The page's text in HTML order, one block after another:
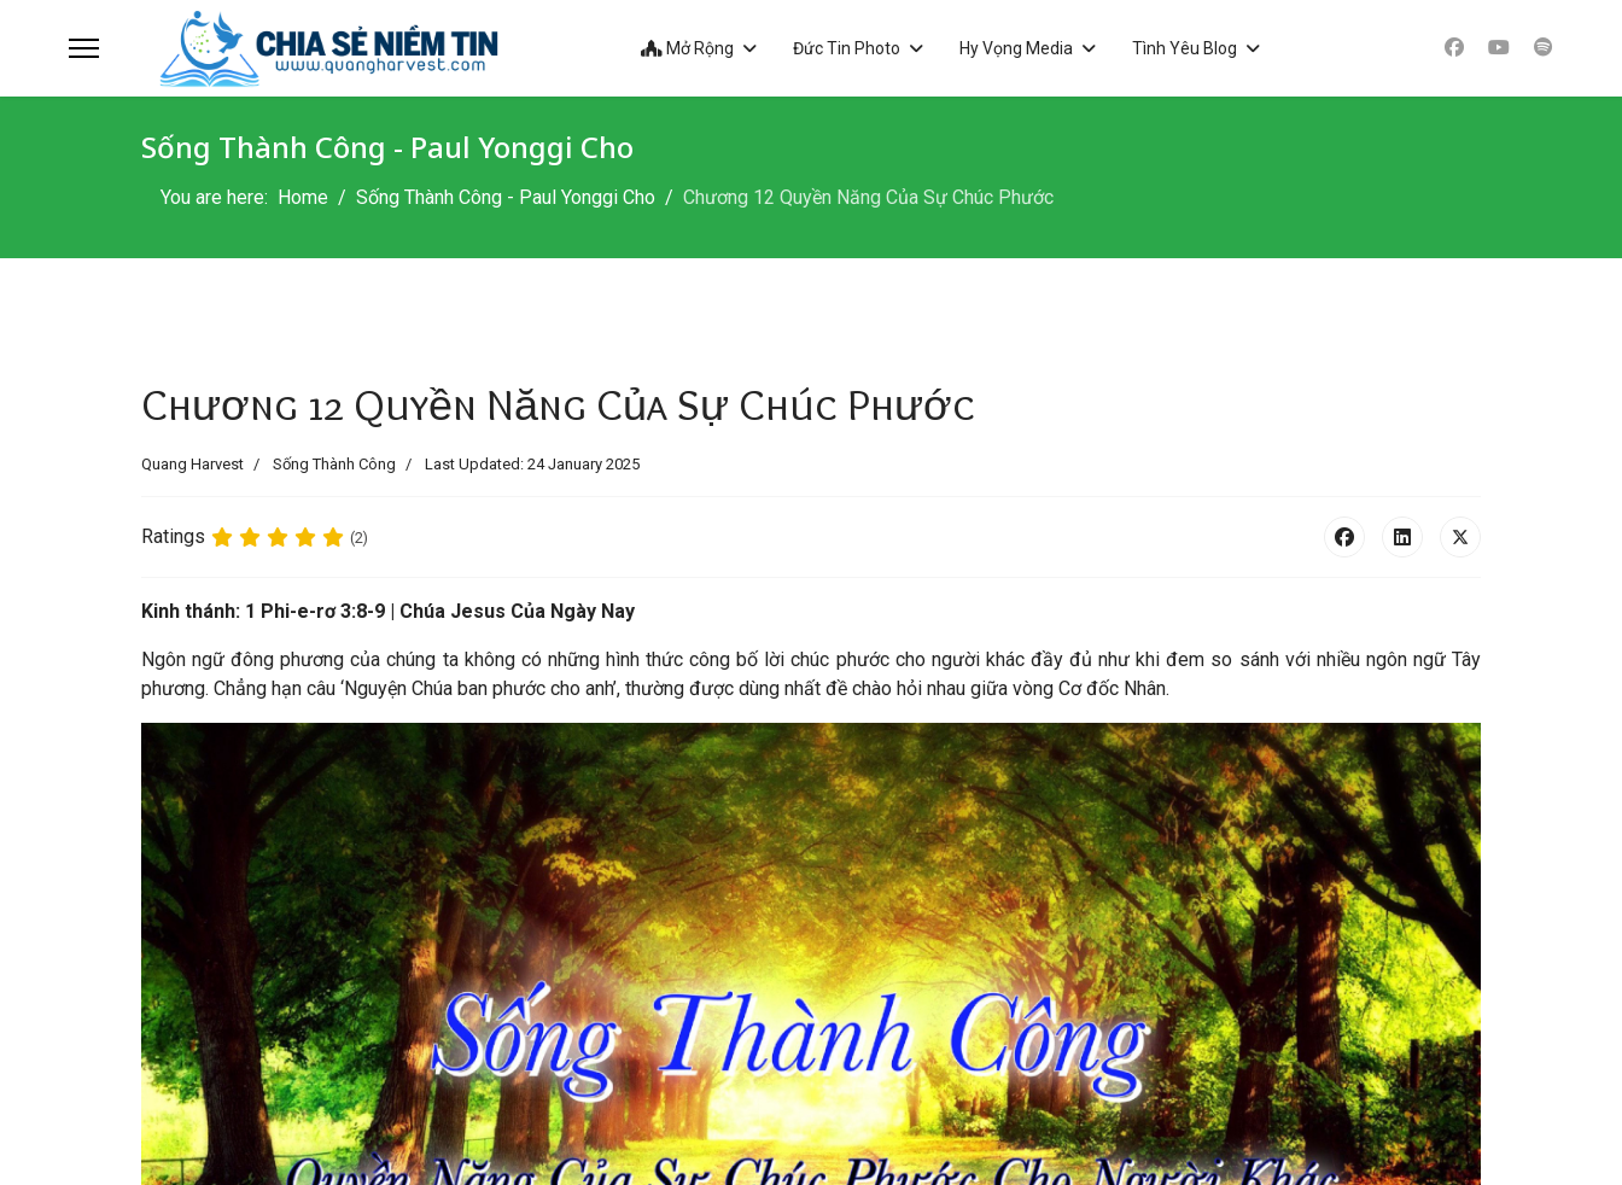
Mở Rộng Đức Tin Photo Hy Vọng Media Tình Yêu Blog
Sống Thành Công - Paul Yonggi Cho
You are here: Home Sống Thành Công - Paul Yonggi Cho Chương 12 Quyền Năng Của Sự Chúc Phước
Chương 12 Quyền Năng Của Sự Chúc Phước
Quang Harvest Sống Thành Công Last Updated: 24 January 2025
Ratings (2)
Kinh thánh: 1 Phi-e-rơ 3:8-9 | Chúa Jesus Của Ngày Nay
Ngôn ngữ đông phương của chúng ta không có những hình thức công bố lời chúc phước cho người khác đầy đủ như khi đem so sánh với nhiều ngôn ngữ Tây
phương. Chẳng hạn câu ‘Nguyện Chúa ban phước cho anh’, thường được dùng nhất đề chào hỏi nhau giữa vòng Cơ đốc Nhân.